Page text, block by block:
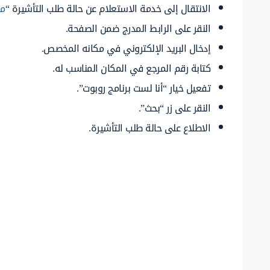
الانتقال إلى خدمة الاستعلام عن حالة طلب التأشيرة “
النقر على الرابط المدرج ضمن الصفحة.
إدخال البريد الإلكتروني في مكانه المخصص.
كتابة رقم المرجع في المكان المناسب له.
تفعيل خيار “أنا لست برنامج روبوت”.
النقر على زر “بحث”.
الاطلاع على حالة طلب التأشيرة.